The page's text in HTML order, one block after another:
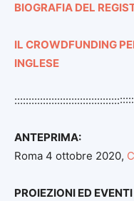
BIOGRAFIA DEL
IL CROWDFUNDING
INGLESE
ANTEPRIMA:
Roma 4 ottobre 2020,
PROIEZIONI ED EVENTI